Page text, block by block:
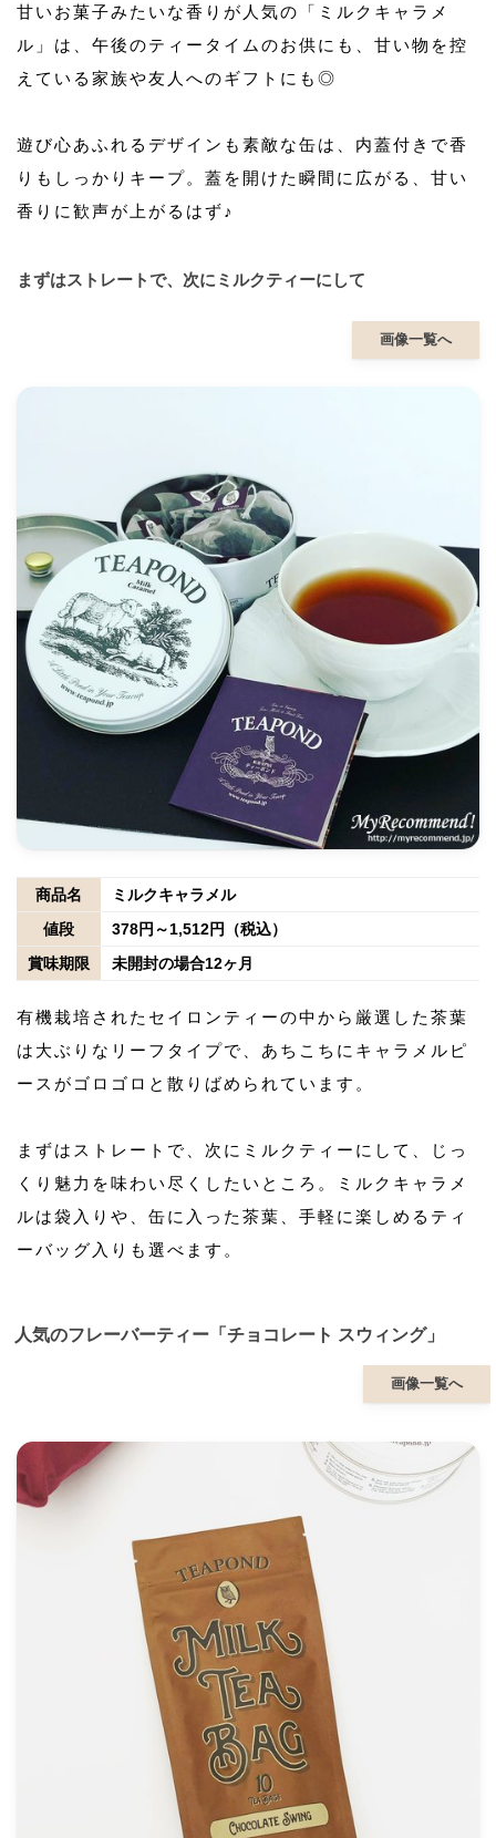
甘いお菓子みたいな香りが人気の「ミルクキャラメ
ル」は、午後のティータイムのお供にも、甘い物を控
えている家族や友人へのギフトにも◎
遊び心あふれるデザインも素敵な缶は、内蓋付きで香
りもしっかりキープ。蓋を開けた瞬間に広がる、甘い
香りに歓声が上がるはず♪
まずはストレートで、次にミルクティーにして
画像一覧へ
商品名
ミルクキャラメル
値段
378円～1,512円（税込）
賞味期限
未開封の場合12ヶ月
有機栽培されたセイロンティーの中から厳選した茶葉
は大ぶりなリーフタイプで、あちこちにキャラメルピ
ースがゴロゴロと散りばめられています。
まずはストレートで、次にミルクティーにして、じっ
くり魅力を味わい尽くしたいところ。ミルクキャラメ
ルは袋入りや、缶に入った茶葉、手軽に楽しめるティ
ーバッグ入りも選べます。
人気のフレーバーティー「チョコレート スウィング」
画像一覧へ